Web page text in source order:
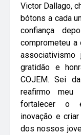
Victor Dallago,
bótons a cada
confiança
comprometeu
associativismo
gratidão e
COJEM. Sei
reafirmo meu
fortalecer o
inovação e
dos nossos